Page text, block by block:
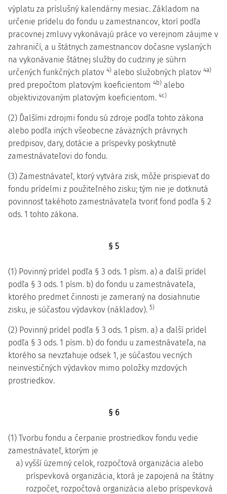
výplatu za príslušný kalendárny mesiac. Základom na
určenie prídelu do fondu u zamestnancov, ktorí podľa
pracovnej zmluvy vykonávajú práce vo verejnom záujme v
zahraničí, a u štátnych zamestnancov dočasne vyslaných
na vykonávanie štátnej služby do cudziny je súhrn
určených funkčných platov 4) alebo služobných platov 4a)
pred prepočtom platovým koeficientom 4b) alebo
objektivizovaným platovým koeficientom. 4c)
(2) Ďalšími zdrojmi fondu sú zdroje podľa tohto zákona
alebo podľa iných všeobecne záväzných právnych
predpisov, dary, dotácie a príspevky poskytnuté
zamestnávateľovi do fondu.
(3) Zamestnávateľ, ktorý vytvára zisk, môže prispievať do
fondu prídelmi z použiteľného zisku; tým nie je dotknutá
povinnosť takéhoto zamestnávateľa tvoriť fond podľa § 2
ods. 1 tohto zákona.
§ 5
(1) Povinný prídel podľa § 3 ods. 1 písm. a) a ďalší prídel
podľa § 3 ods. 1 písm. b) do fondu u zamestnávateľa,
ktorého predmet činnosti je zameraný na dosiahnutie
zisku, je súčasťou výdavkov (nákladov). 5)
(2) Povinný prídel podľa § 3 ods. 1 písm. a) a ďalší prídel
podľa § 3 ods. 1 písm. b) do fondu u zamestnávateľa, na
ktorého sa nevzťahuje odsek 1, je súčasťou vecných
neinvestičných výdavkov mimo položky mzdových
prostriedkov.
§ 6
(1) Tvorbu fondu a čerpanie prostriedkov fondu vedie
zamestnávateľ, ktorým je
a) vyšší územný celok, rozpočtová organizácia alebo
príspevková organizácia, ktorá je zapojená na štátny
rozpočet, rozpočtová organizácia alebo príspevková